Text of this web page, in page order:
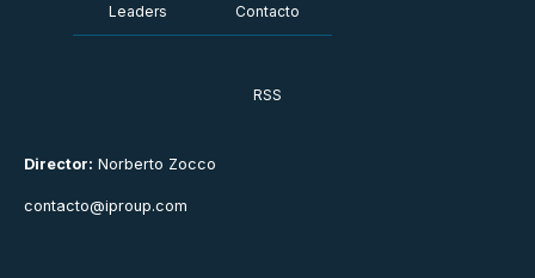
Director: Norberto Zocco
contacto@iproup.com
Leaders Contacto
RSS